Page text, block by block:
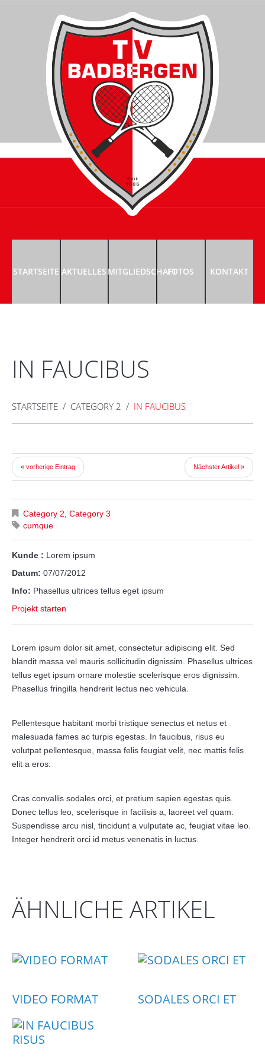
STARTSEITE AKTUELLES MITGLIEDSCHAFTFOTOS KONTAKT
IN FAUCIBUS
STARTSEITE CATEGORY 2 IN FAUCIBUS
« vorherige Eintrag Nächster Artikel »
Category 2 Category 3
cumque
Kunde : Lorem ipsum
Datum: 07/07/2012
Info: Phasellus ultrices tellus eget ipsum
Projekt starten
Lorem ipsum dolor sit amet, consectetur adipiscing elit. Sed
blandit massa vel mauris sollicitudin dignissim. Phasellus ultrices
tellus eget ipsum ornare molestie scelerisque eros dignissim.
Phasellus fringilla hendrerit lectus nec vehicula.
Pellentesque habitant morbi tristique senectus et netus et
malesuada fames ac turpis egestas. In faucibus, risus eu
volutpat pellentesque, massa felis feugiat velit, nec mattis felis
elit a eros.
Cras convallis sodales orci, et pretium sapien egestas quis.
Donec tellus leo, scelerisque in facilisis a, laoreet vel quam.
Suspendisse arcu nisl, tincidunt a vulputate ac, feugiat vitae leo.
Integer hendrerit orci id metus venenatis in luctus.
ÄHNLICHE ARTIKEL
VIDEO FORMAT SODALES ORCI ET